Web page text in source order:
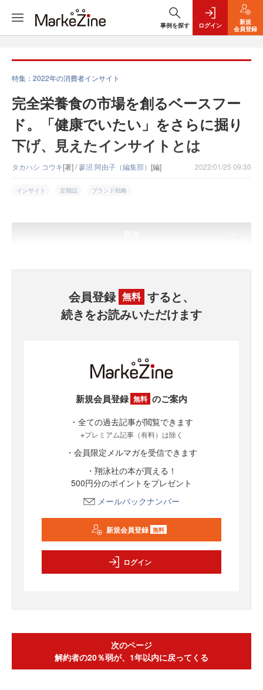
事例を探す ログイン
新規
会員登録
特集：2022年の消費者インサイト
完全栄養食の市場を創るベースフー
ド。「健康でいたい」をさらに掘り
下げ、見えたインサイトとは
タカハシ コウキ[著] /蓼沼 阿由子（編集部） [編] 2022/01/25 09:30
インサイト 定期誌 ブランド戦略
会員登録 無料 すると、
続きをお読みいただけます
新規会員登録 無料 のご案内
・全ての過去記事が閲覧できます
※プレミアム記事（有料）は除く
・会員限定メルマガを受信できます
・翔泳社の本が買える！
500円分のポイントをプレゼント
メールバックナンバー
新規会員登録 無料
ログイン
次のページ
解約者の20％弱が、1年以内に戻ってくる